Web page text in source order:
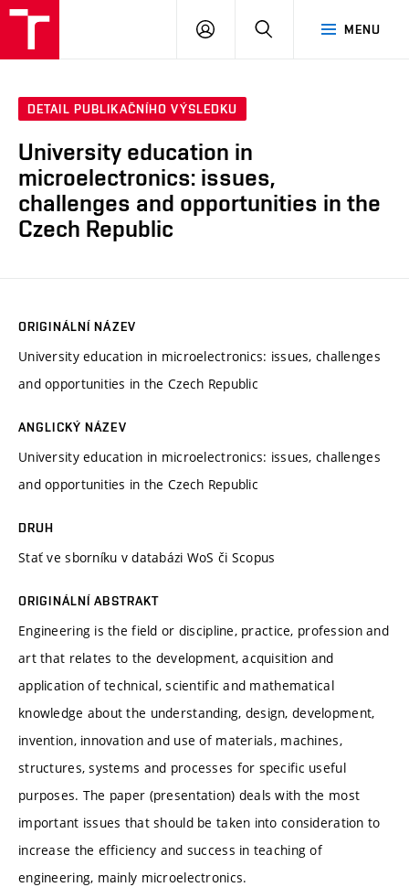
MENU
PŘIHLÁSIT
DETAIL PUBLIKAČNÍHO VÝSLEDKU
University education in
microelectronics: issues,
challenges and opportunities in the
Czech Republic
ORIGINÁLNÍ NÁZEV
University education in microelectronics: issues, challenges
and opportunities in the Czech Republic
ANGLICKÝ NÁZEV
University education in microelectronics: issues, challenges
and opportunities in the Czech Republic
DRUH
Stať ve sborníku v databázi WoS či Scopus
ORIGINÁLNÍ ABSTRAKT
Engineering is the field or discipline, practice, profession and
art that relates to the development, acquisition and
application of technical, scientific and mathematical
knowledge about the understanding, design, development,
invention, innovation and use of materials, machines,
structures, systems and processes for specific useful
purposes. The paper (presentation) deals with the most
important issues that should be taken into consideration to
increase the efficiency and success in teaching of
engineering, mainly microelectronics.